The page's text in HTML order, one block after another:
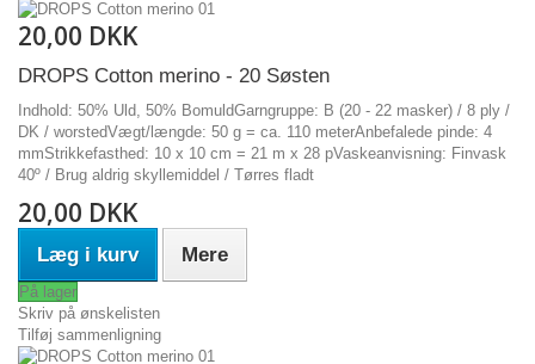
20,00 DKK
DROPS Cotton merino - 20 Søsten
Indhold: 50% Uld, 50% BomuldGarngruppe: B (20 - 22 masker) / 8 ply /
DK / worstedVægt/længde: 50 g = ca. 110 meterAnbefalede pinde: 4
mmStrikkefasthed: 10 x 10 cm = 21 m x 28 pVaskeanvisning: Finvask
40º / Brug aldrig skyllemiddel / Tørres fladt
20,00 DKK
Læg i kurv Mere
På lager
Skriv på ønskelisten
Tilføj sammenligning